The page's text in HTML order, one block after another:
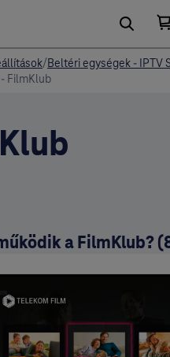
/Beltéri egységek - IPTV
FilmKlub
a FilmKlub?